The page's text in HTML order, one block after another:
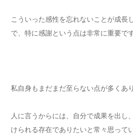
こういった感性を忘れないことが成長
で、特に感謝という点は非常に重要です
私自身もまだまだ至らない点が多くあ
人に言うからには、自分で成果を出し
けられる存在でありたいと常々思って